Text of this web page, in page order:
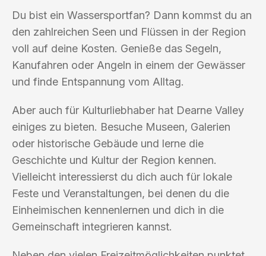
Du bist ein Wassersportfan? Dann kommst du an
den zahlreichen Seen und Flüssen in der Region
voll auf deine Kosten. Genieße das Segeln,
Kanufahren oder Angeln in einem der Gewässer
und finde Entspannung vom Alltag.
Aber auch für Kulturliebhaber hat Dearne Valley
einiges zu bieten. Besuche Museen, Galerien
oder historische Gebäude und lerne die
Geschichte und Kultur der Region kennen.
Vielleicht interessierst du dich auch für lokale
Feste und Veranstaltungen, bei denen du die
Einheimischen kennenlernen und dich in die
Gemeinschaft integrieren kannst.